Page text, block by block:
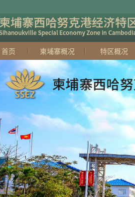
首页 柬埔寨概况 特区概况